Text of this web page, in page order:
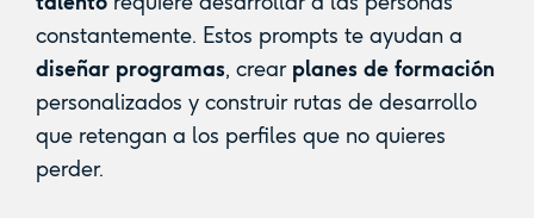
constantemente. Estos prompts te ayudan a
diseñar programas, crear planes de formación
personalizados y construir rutas de desarrollo
que retengan a los perfiles que no quieres
perder.